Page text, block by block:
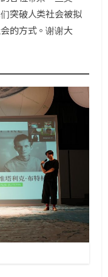
突破人类社会被拟
的方式。谢谢大